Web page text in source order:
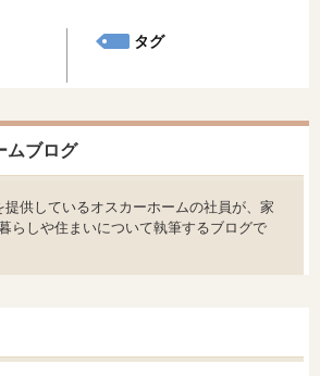
タグ
ムブログ
供しているオスカーホームの社員が、家
らしや住まいについて執筆するブログで